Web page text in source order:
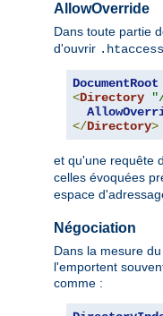
AllowOverride
Dans toute partie
d'ouvrir .htaccess
DocumentRoot
<Directory
</Directory>
et qu'une requête
celles évoquées
espace
Négociation
Dans la mesure
l'emportent
comme :